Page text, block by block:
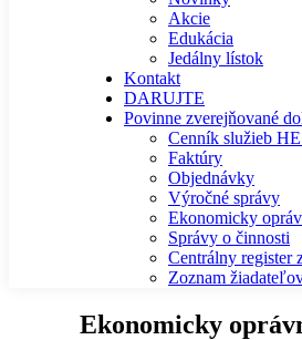
Akcie
Edukácia
Jedálny lístok
Kontakt
DARUJTE
Povinne zverejňované
Cenník služieb
Faktúry
Objednávky
Výročné správy
Ekonomicky
Správy o činnosti
Centrálny register
Zoznam
Ekonomicky